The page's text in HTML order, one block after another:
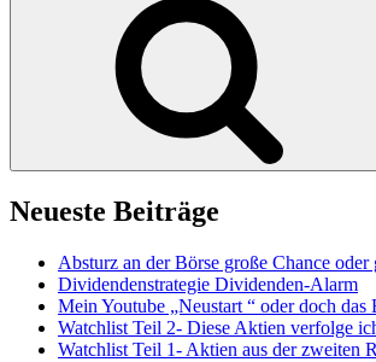
Neueste Beiträge
Absturz an der Börse große Chance oder
Dividendenstrategie Dividenden-Alarm
Mein Youtube „Neustart “ oder doch das
Watchlist Teil 2- Diese Aktien verfolge
Watchlist Teil 1- Aktien aus der zweiten